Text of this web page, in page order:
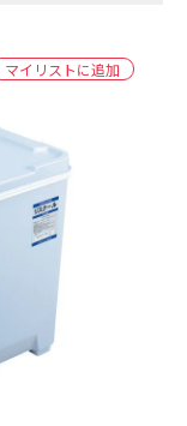
マイリストに追加